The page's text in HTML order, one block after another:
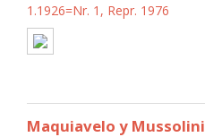
1.1926=Nr. 1, Repr. 1976
Maquiavelo y Mussolini